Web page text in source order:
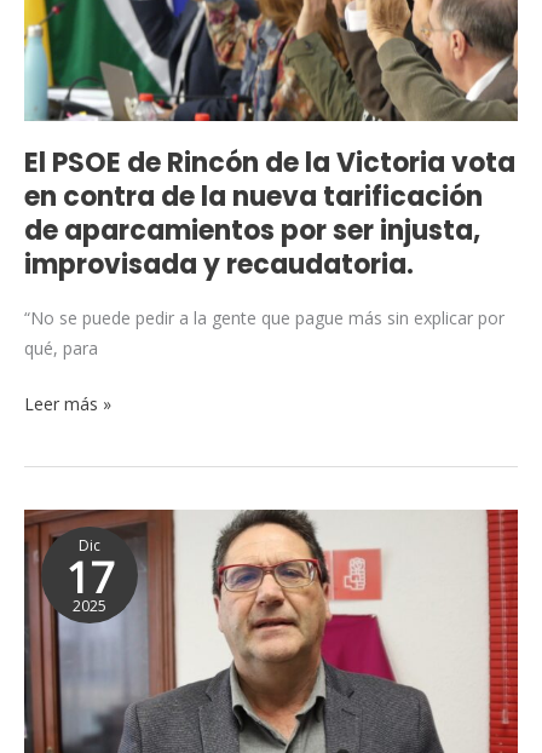
El PSOE de Rincón de la Victoria vota
en contra de la nueva tarificación
de aparcamientos por ser injusta,
improvisada y recaudatoria.
“No se puede pedir a la gente que pague más sin explicar por
qué, para
Victoria
vota
contra
de
nueva
tarificación
de
por
ser
Leer más »
Dic
17
2025
EL
PSOE
DENUNCIA
DECRETO
Y
ANTIDEMOCRÁTICO”